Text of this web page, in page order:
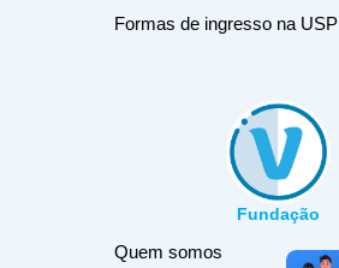
Formas de ingresso na USP
Fundação
Quem somos